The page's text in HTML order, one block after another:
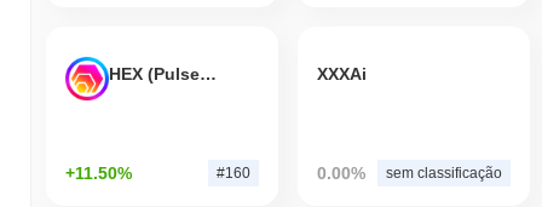
HEX (Pulsechain)
+11.50% #160
XXXAi
0.00% sem classificação